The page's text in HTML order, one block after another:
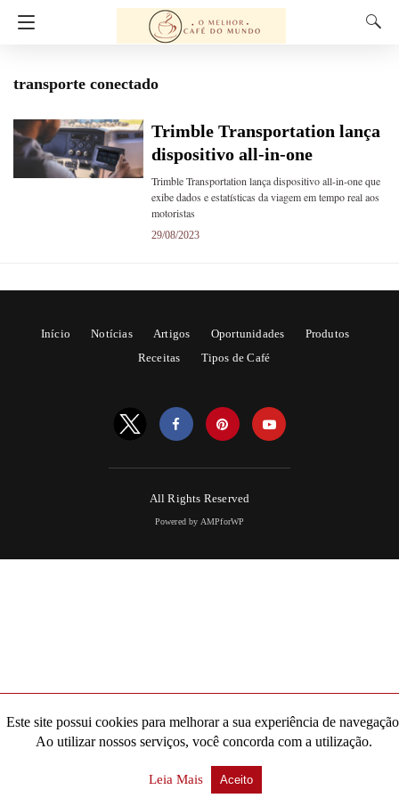
transporte conectado
Trimble Transportation lança
dispositivo all-in-one
Trimble Transportation lança dispositivo all-in-one que
exibe dados e estatísticas da viagem em tempo real aos
motoristas
29/08/2023
Início Notícias Artigos Oportunidades
Produtos
Receitas
Tipos de Café
All Rights Reserved
Powered by AMPforWP
Este site possui cookies para melhorar a sua experiência de
Ao utilizar nossos serviços, você concorda com a utilização.
Leia Mais Aceito